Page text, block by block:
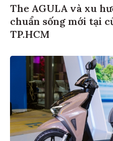
The AGULA và xu
chuẩn sống mới tại
TP.HCM